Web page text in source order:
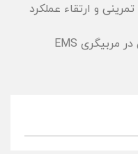
و ارتقاء عملکرد
◼️ افرادی که به دنبال حرفه‌ای شدن در مربیگری EMS